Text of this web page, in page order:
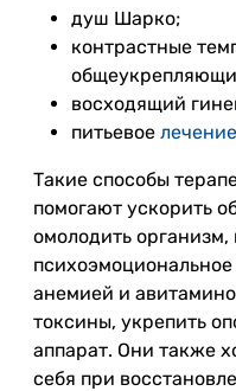
душ Шарко;
контрастные
восходящий
питьевое
Такие способы
помогают ускорить
омолодить организм,
анемией и
токсины, укрепить
аппарат. Они также
себя при